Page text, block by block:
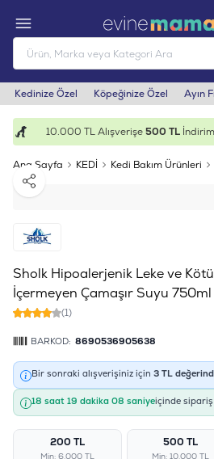
Kedinize Özel Köpeğinize Özel Ayın
10.000 TL Alışverişe500 TLİndirim
Ana Sayfa KEDİ Kedi Bakım Ürünleri
Paylaş
Sholk Hipoalerjenik Leke ve
İçermeyen Çamaşır Suyu 750ml
(1)
BARKOD: 8690536905638
Bir sonraki alışverişiniz için 3 TL
18 saat 19 dakika 08 saniyeiçinde
200 TL
Min: 6.000 TL
500 TL
Min: 10.000 TL